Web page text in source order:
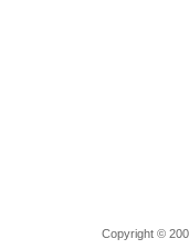
Copyright ©